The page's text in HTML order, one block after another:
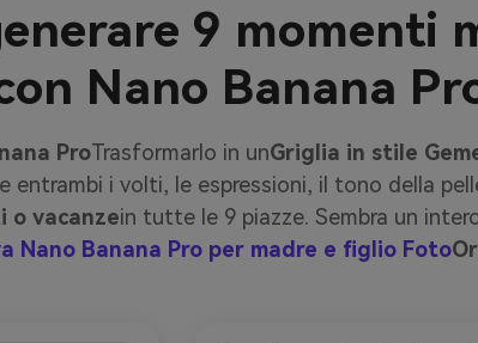
9 momenti
Nano Banana
ProTrasformarlo in unGriglia in stile
entrambi i volti, le espressioni, il tono della
o vacanzein tutte le 9 piazze. Sembra un
Nano Banana Pro per madre e figlio Foto